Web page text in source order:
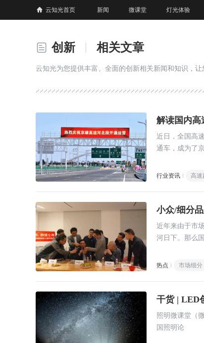
云知光首页 新闻 微课堂 灯光体验
创新 相关文章
云知光为您提供丰富、全面的创新相关新闻和知识，让
解读国内高
近日，全国高
通车，成为了
行业资讯 高速
小众/细分
近年来由于市
河日下。那么
热点 市场细分
干货 | LED
照明微课堂（
国照明论